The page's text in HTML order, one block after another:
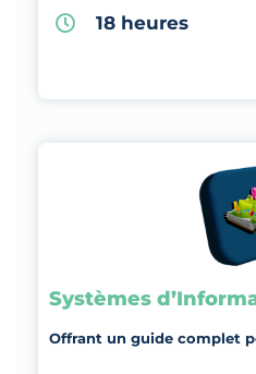
18 heures
Offrant un guide complet